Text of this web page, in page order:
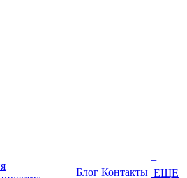
Блог Контакты
+
ЕЩЕ